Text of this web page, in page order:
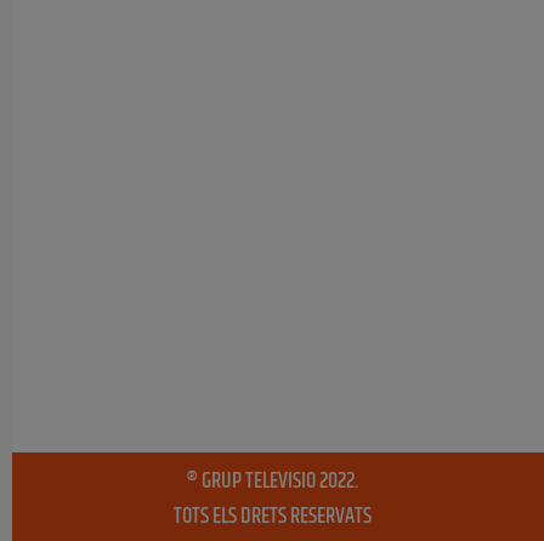
® GRUP TELEVISIO 2022.
TOTS ELS DRETS RESERVATS